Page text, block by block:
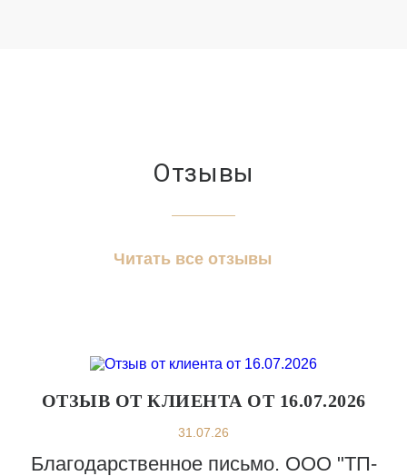
Отзывы
Читать все отзывы
ОТЗЫВ ОТ КЛИЕНТА ОТ 16.07.2026
31.07.26
Благодарственное письмо. ООО "ТП-